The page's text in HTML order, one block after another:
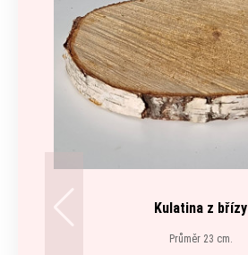
Kulatina z břízy
Průměr 23 cm.